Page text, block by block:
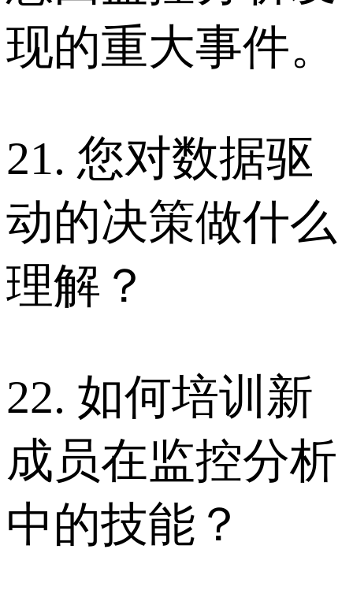
现的重大事件。
21. 您对数据驱
动的决策做什么
理解？
22. 如何培训新
成员在监控分析
中的技能？